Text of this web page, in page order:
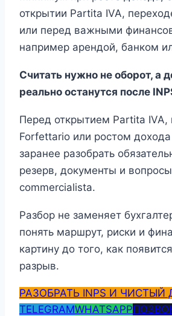
открытии Partita IVA,
или перед важными
например арендой, банком
Считать нужно не оборот, а
реально останутся после
Перед открытием Partita IVA,
Forfettario или ростом
заранее разобрать
резерв, документы и
commercialista.
Разбор не заменяет
понять маршрут, риски и
картину до того, как
разрыв.
РАЗОБРАТЬ INPS И ЧИСТЫЙ
TELEGRAMWHATSAPP